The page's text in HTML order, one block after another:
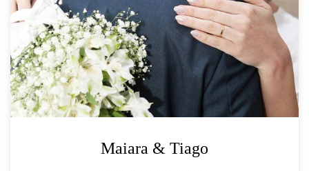
Maiara & Tiago